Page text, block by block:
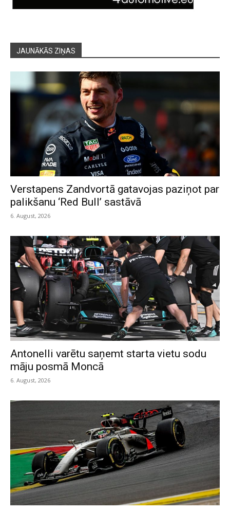
JAUNĀKĀS ZIŅAS
Verstapens Zandvortā gatavojas paziņot par
palikšanu ‘Red Bull’ sastāvā
6. August, 2026
Antonelli varētu saņemt starta vietu sodu
māju posmā Moncā
6. August, 2026